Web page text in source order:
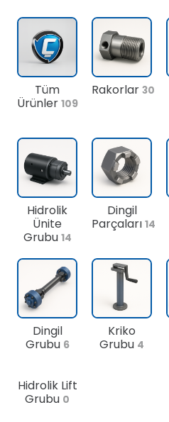
Tüm
Ürünler 109
Rakorlar 30
Hidrolik
Ünite
Grubu 14
Dingil
Parçaları 14
Dingil
Grubu 6
Kriko
Grubu 4
Hidrolik Lift
Grubu 0